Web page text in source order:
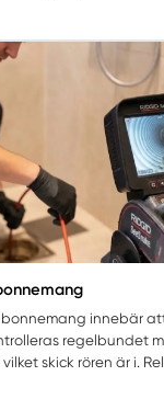
innebär
regelbundet
skick rören är i.